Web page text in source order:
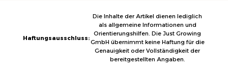
Haftungsausschluss:
Die Inhalte der Artikel dienen lediglich
als allgemeine Informationen und
Orientierungshilfen. Die Just Growing
GmbH übernimmt keine Haftung für die
Genauigkeit oder Vollständigkeit der
bereitgestellten Angaben.